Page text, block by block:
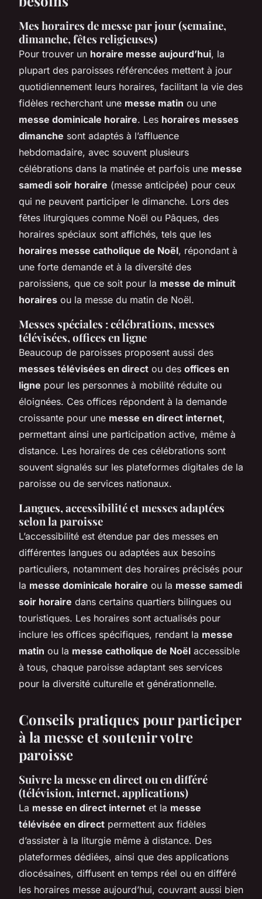
Mes horaires de messe par jour (semaine,
dimanche, fêtes religieuses)
Pour trouver un horaire messe aujourd’hui, la
plupart des paroisses référencées mettent à jour
quotidiennement leurs horaires, facilitant la vie des
fidèles recherchant une messe matin ou une
messe dominicale horaire. Les horaires messes
dimanche sont adaptés à l’affluence
hebdomadaire, avec souvent plusieurs
célébrations dans la matinée et parfois une messe
samedi soir horaire (messe anticipée) pour ceux
qui ne peuvent participer le dimanche. Lors des
fêtes liturgiques comme Noël ou Pâques, des
horaires spéciaux sont affichés, tels que les
horaires messe catholique de Noël, répondant à
une forte demande et à la diversité des
paroissiens, que ce soit pour la messe de minuit
horaires ou la messe du matin de Noël.
Messes spéciales : célébrations, messes
télévisées, offices en ligne
Beaucoup de paroisses proposent aussi des
messes télévisées en direct ou des offices en
ligne pour les personnes à mobilité réduite ou
éloignées. Ces offices répondent à la demande
croissante pour une messe en direct internet,
permettant ainsi une participation active, même à
distance. Les horaires de ces célébrations sont
souvent signalés sur les plateformes digitales de la
paroisse ou de services nationaux.
Langues, accessibilité et messes adaptées
selon la paroisse
L’accessibilité est étendue par des messes en
différentes langues ou adaptées aux besoins
particuliers, notamment des horaires précisés pour
la messe dominicale horaire ou la messe samedi
soir horaire dans certains quartiers bilingues ou
touristiques. Les horaires sont actualisés pour
inclure les offices spécifiques, rendant la messe
matin ou la messe catholique de Noël accessible
à tous, chaque paroisse adaptant ses services
pour la diversité culturelle et générationnelle.
Conseils pratiques pour participer
à la messe et soutenir votre
paroisse
Suivre la messe en direct ou en différé
(télévision, internet, applications)
La messe en direct internet et la messe
télévisée en direct permettent aux fidèles
d’assister à la liturgie même à distance. Des
plateformes dédiées, ainsi que des applications
diocésaines, diffusent en temps réel ou en différé
les horaires messe aujourd’hui, couvrant aussi bien